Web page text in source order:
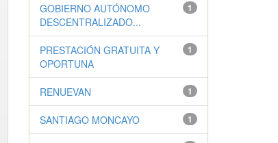
1
GOBIERNO AUTÓNOMO
DESCENTRALIZADO...
1
PRESTACIÓN GRATUITA Y
OPORTUNA
1
RENUEVAN
1
SANTIAGO MONCAYO